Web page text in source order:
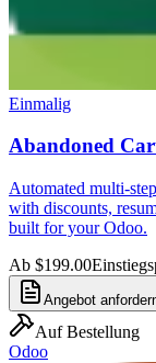
Einmalig
Abandoned
Automated multi-
with discounts,
built for your Odoo.
Ab $199.00
Angebot
Auf Bestellung
Odoo